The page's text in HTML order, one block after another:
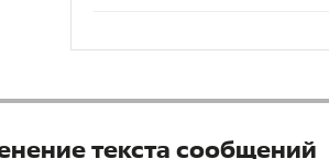
текста сообщений